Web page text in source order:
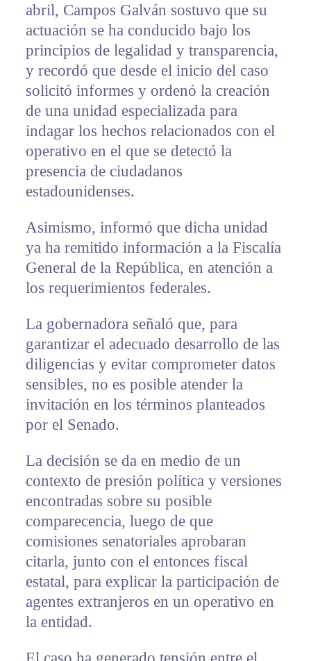
abril, Campos Galván sostuvo que su
actuación se ha conducido bajo los
principios de legalidad y transparencia,
y recordó que desde el inicio del caso
solicitó informes y ordenó la creación
de una unidad especializada para
indagar los hechos relacionados con el
operativo en el que se detectó la
presencia de ciudadanos
estadounidenses.
Asimismo, informó que dicha unidad
ya ha remitido información a la Fiscalía
General de la República, en atención a
los requerimientos federales.
La gobernadora señaló que, para
garantizar el adecuado desarrollo de las
diligencias y evitar comprometer datos
sensibles, no es posible atender la
invitación en los términos planteados
por el Senado.
La decisión se da en medio de un
contexto de presión política y versiones
encontradas sobre su posible
comparecencia, luego de que
comisiones senatoriales aprobaran
citarla, junto con el entonces fiscal
estatal, para explicar la participación de
agentes extranjeros en un operativo en
la entidad.